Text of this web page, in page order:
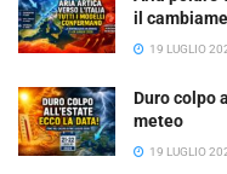
il
19 LUGLIO
Duro colpo
meteo
19 LUGLIO